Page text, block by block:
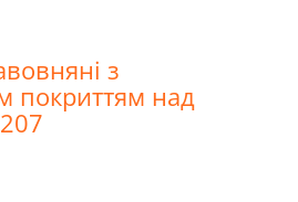
з
покриттям над